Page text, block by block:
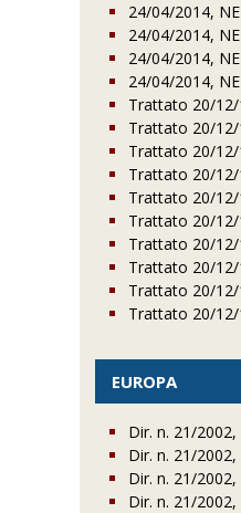
24/04/2014,
24/04/2014,
24/04/2014,
24/04/2014,
Trattato 20/12/
Trattato 20/12/
Trattato 20/12/
Trattato 20/12/
Trattato 20/12/
Trattato 20/12/
Trattato 20/12/
Trattato 20/12/
Trattato 20/12/
Trattato 20/12/
EUROPA
Dir. n. 21/
Dir. n. 21/
Dir. n. 21/
Dir. n. 21/